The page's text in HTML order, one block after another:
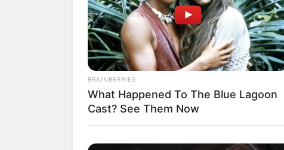
BRAINBERRIES
What Happened To The Blue Lagoon
Cast? See Them Now